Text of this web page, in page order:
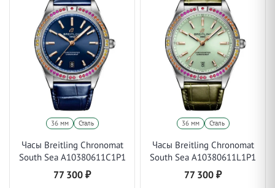
36 мм Сталь
Часы Breitling Chronomat
South Sea A10380611C1P1
77 300 ₽
36 мм Сталь
Часы Breitling Chronomat
South Sea A10380611L1P1
77 300 ₽